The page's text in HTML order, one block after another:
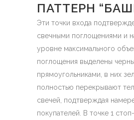
ПАТТЕРН
Эти точки входа
свечными поглощениями и
уровне максимального
поглощения выделены
прямоугольниками, в них
полностью перекрывают
свечей, подтверждая
покупателей. В точке 1